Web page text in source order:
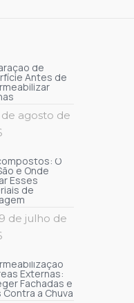
de
Antes de
de agosto de
O
e Onde
Esses
de
de julho de
Externas:
Fachadas e
Contra a Chuva